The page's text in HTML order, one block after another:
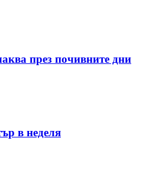
през почивните дни
в неделя